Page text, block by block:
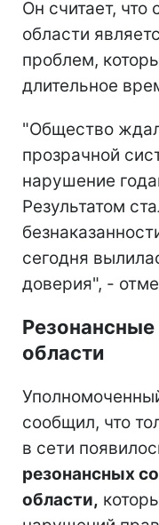
Он считает, что
области
проблем,
длительное
"Общество
прозрачной
нарушение
Результатом
сегодня
доверия", -
области
сообщил, что
в сети
резонансных
области,